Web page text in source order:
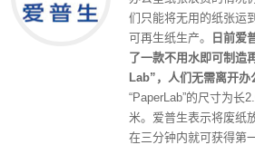
们只能将无用的纸张运
可再生纸生产。
日前爱
了一款不用水即可制造
Lab”，人们无需离开办
“PaperLab”的尺寸为长
米。爱普生表示将废纸
在三分钟内就可获得第